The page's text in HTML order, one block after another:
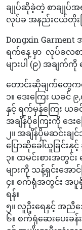
ချုပ်ဆိုခဲ့တဲ့ စာချုပ်
လုပ်ခ အနည်းငယ်တိုး
Dongxin
ရက်နေ့ မှာ လုပ်ခလစ
များပါ (၉) အချက်
တောင်းဆိုချက်တွေ
၁။ ဒေးကြေး ယခင်
နှင့် ရက်မှန်ကြေး ယခင်
အချိန်ပိုကြေးကို ဒေ
၂။ အချိန်ပိုမဆင်းချင်
ပြောဆိုခေါ်ယူခြင်းနှ
၃။ ထမင်းစားအတွင်း
များကို သန့်ရှင်းအော
၄။ စက်ရုံအတွင်း အပူ
ရန်။
၅။ လူဦးရေနှင့် အညီ
၆။ စက်ရုံဆေးပေးခ